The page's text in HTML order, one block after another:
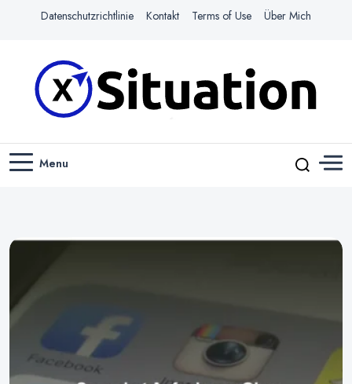
Datenschutzrichtlinie Kontakt Terms of Use Über Mich
X-SITUATION
Menu